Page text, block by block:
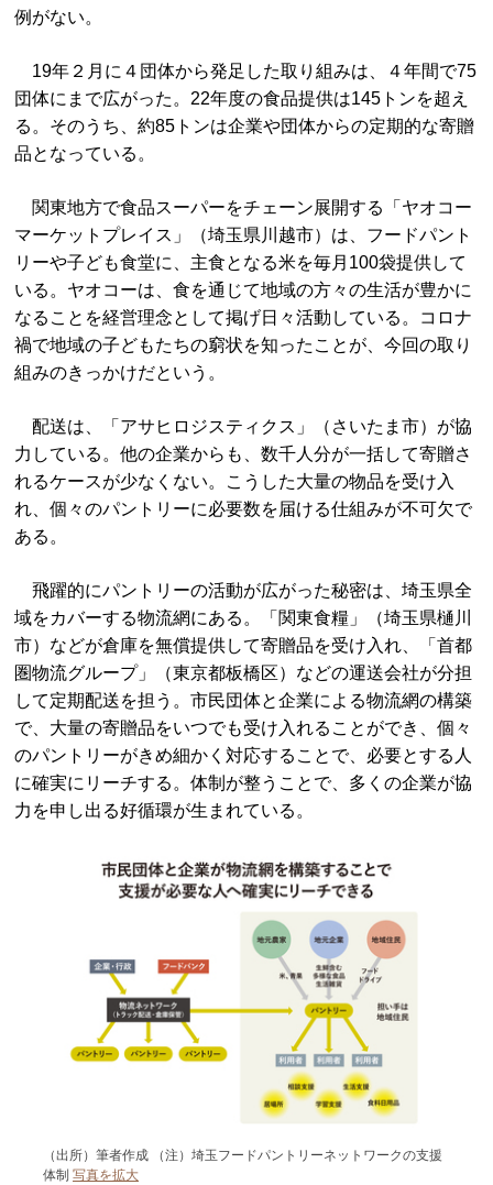
例がない。
19年２月に４団体から発足した取り組みは、４年間で75
団体にまで広がった。22年度の食品提供は145トンを超え
る。そのうち、約85トンは企業や団体からの定期的な寄贈
品となっている。
関東地方で食品スーパーをチェーン展開する「ヤオコー
マーケットプレイス」（埼玉県川越市）は、フードパント
リーや子ども食堂に、主食となる米を毎月100袋提供して
いる。ヤオコーは、食を通じて地域の方々の生活が豊かに
なることを経営理念として掲げ日々活動している。コロナ
禍で地域の子どもたちの窮状を知ったことが、今回の取り
組みのきっかけだという。
配送は、「アサヒロジスティクス」（さいたま市）が協
力している。他の企業からも、数千人分が一括して寄贈さ
れるケースが少なくない。こうした大量の物品を受け入
れ、個々のパントリーに必要数を届ける仕組みが不可欠で
ある。
飛躍的にパントリーの活動が広がった秘密は、埼玉県全
域をカバーする物流網にある。「関東食糧」（埼玉県樋川
市）などが倉庫を無償提供して寄贈品を受け入れ、「首都
圏物流グループ」（東京都板橋区）などの運送会社が分担
して定期配送を担う。市民団体と企業による物流網の構築
で、大量の寄贈品をいつでも受け入れることができ、個々
のパントリーがきめ細かく対応することで、必要とする人
に確実にリーチする。体制が整うことで、多くの企業が協
力を申し出る好循環が生まれている。
（出所）筆者作成 （注）埼玉フードパントリーネットワークの支援
体制 写真を拡大